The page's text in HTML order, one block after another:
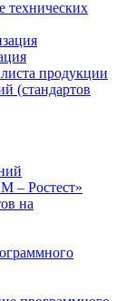
технических
продукции
(стандартов
– Ростест»
на